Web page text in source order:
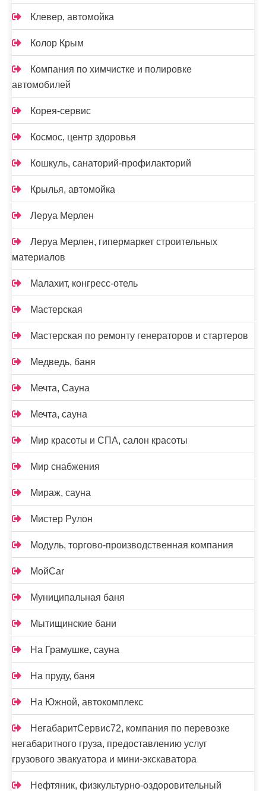
Клевер, автомойка
Колор Крым
Компания по химчистке и полировке
автомобилей
Корея-сервис
Космос, центр здоровья
Кошкуль, санаторий-профилакторий
Крылья, автомойка
Леруа Мерлен
Леруа Мерлен, гипермаркет строительных
материалов
Малахит, конгресс-отель
Мастерская
Мастерская по ремонту генераторов и стартеров
Медведь, баня
Мечта, Сауна
Мечта, сауна
Мир красоты и СПА, салон красоты
Мир снабжения
Мираж, сауна
Мистер Рулон
Модуль, торгово-производственная компания
МойCar
Муниципальная баня
Мытищинские бани
На Грамушке, сауна
На пруду, баня
На Южной, автокомплекс
НегабаритСервис72, компания по перевозке
негабаритного груза, предоставлению услуг
грузового эвакуатора и мини-экскаватора
Нефтяник, физкультурно-оздоровительный